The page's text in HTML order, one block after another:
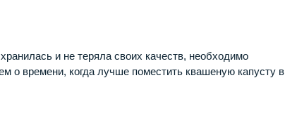
и не теряла своих качеств, необходимо
о времени, когда лучше поместить квашеную капусту в